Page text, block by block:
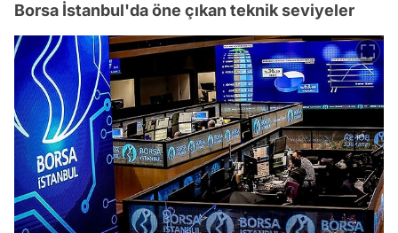
Borsa İstanbul'da öne çıkan teknik seviyeler